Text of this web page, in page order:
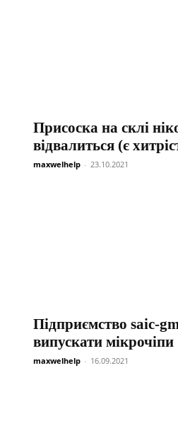
Присоска на склі
відвалиться (є
maxwelhelp - 23.10.2021
Підприємство saic-
випускати мікрочіпи
maxwelhelp - 16.09.2021